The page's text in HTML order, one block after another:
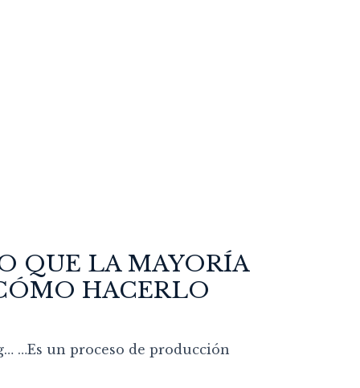
QUE LA MAYORÍA
HACERLO
…Es un proceso de producción